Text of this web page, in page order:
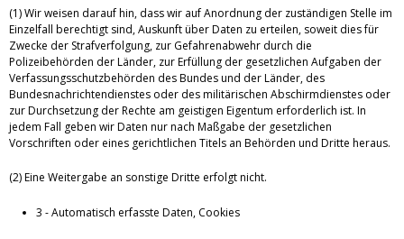
(1) Wir weisen darauf hin, dass wir auf Anordnung der zuständigen Stelle im
Einzelfall berechtigt sind, Auskunft über Daten zu erteilen, soweit dies für
Zwecke der Strafverfolgung, zur Gefahrenabwehr durch die
Polizeibehörden der Länder, zur Erfüllung der gesetzlichen Aufgaben der
Verfassungsschutzbehörden des Bundes und der Länder, des
Bundesnachrichtendienstes oder des militärischen Abschirmdienstes oder
zur Durchsetzung der Rechte am geistigen Eigentum erforderlich ist. In
jedem Fall geben wir Daten nur nach Maßgabe der gesetzlichen
Vorschriften oder eines gerichtlichen Titels an Behörden und Dritte heraus.
(2) Eine Weitergabe an sonstige Dritte erfolgt nicht.
3 - Automatisch erfasste Daten, Cookies